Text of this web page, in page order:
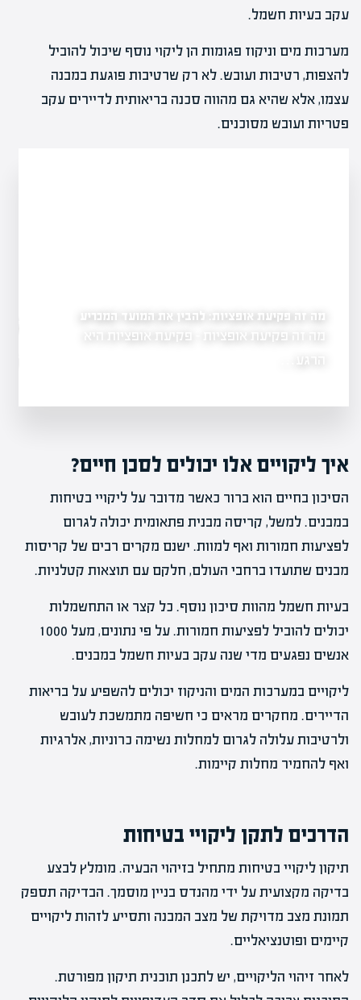
עקב בעיות חשמל.
מערכות מים וניקוז פגומות הן ליקוי נוסף שיכול להוביל
להצפות, רטיבות ועובש. לא רק שרטיבות פוגעת במבנה
עצמו, אלא שהיא גם מהווה סכנה בריאותית לדיירים עקב
פטריות ועובש מסוכנים.
המהווה
מה זה פקיעת אופציות: להבין את המועד המכריע
מה זה פקיעת אופציות - פקיעת אופציות היא
מה זה אופציות בשוק
איך ליקויים אלו יכולים לסכן חיים?
הסיכון בחיים הוא ברור כאשר מדובר על ליקויי בטיחות
במבנים. למשל, קריסה מבנית פתאומית יכולה לגרום
לפציעות חמורות ואף למוות. ישנם מקרים רבים של קריסות
מבנים שתועדו ברחבי העולם, חלקם עם תוצאות קטלניות.
בעיות חשמל מהוות סיכון נוסף. כל קצר או התחשמלות
יכולים להוביל לפציעות חמורות. על פי נתונים, מעל 1000
אנשים נפגעים מדי שנה עקב בעיות חשמל במבנים.
ליקויים במערכות המים והניקוז יכולים להשפיע על בריאות
הדיירים. מחקרים מראים כי חשיפה מתמשכת לעובש
ולרטיבות עלולה לגרום למחלות נשימה כרוניות, אלרגיות
ואף להחמיר מחלות קיימות.
הדרכים לתקן ליקויי בטיחות
תיקון ליקויי בטיחות מתחיל בזיהוי הבעיה. מומלץ לבצע
בדיקה מקצועית על ידי מהנדס בניין מוסמך. הבדיקה תספק
תמונת מצב מדויקת של מצב המבנה ותסייע לזהות ליקויים
קיימים ופוטנציאליים.
לאחר זיהוי הליקויים, יש לתכנן תוכנית תיקון מפורטת.